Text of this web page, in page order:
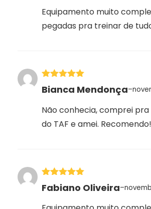
Equipamento muito
pegadas pra treinar de
Avaliação 5
de 5
Bianca Mendonça–
Não conhecia, comprei
do TAF e amei. Recomendo!
Avaliação
de 5
Fabiano Oliveira–